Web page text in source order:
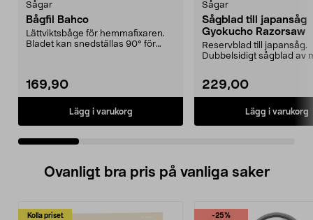
Sågar
Bågfil Bahco
Lättviktsbåge för hemmafixaren.
Bladet kan snedställas 90° för
169,90
Lägg i varukorg
Sågar
Sågblad till japansåg
Gyokucho Razorsaw
Reservblad till japansåg.
Dubbelsidigt sågblad av
229,00
Lägg i varukorg
Ovanligt bra pris på vanliga saker
Kolla priset -25%